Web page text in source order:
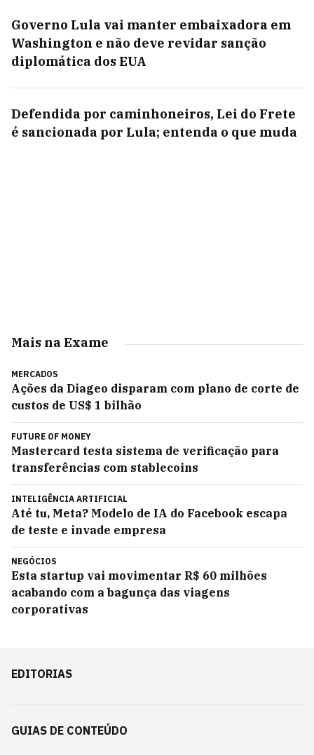
Governo Lula vai manter embaixadora em
Washington e não deve revidar sanção
diplomática dos EUA
Defendida por caminhoneiros, Lei do Frete
é sancionada por Lula; entenda o que muda
Mais na Exame
MERCADOS
Ações da Diageo disparam com plano de corte de
custos de US$ 1 bilhão
FUTURE OF MONEY
Mastercard testa sistema de verificação para
transferências com stablecoins
INTELIGÊNCIA ARTIFICIAL
Até tu, Meta? Modelo de IA do Facebook escapa
de teste e invade empresa
NEGÓCIOS
Esta startup vai movimentar R$ 60 milhões
acabando com a bagunça das viagens
corporativas
EDITORIAS
GUIAS DE CONTEÚDO